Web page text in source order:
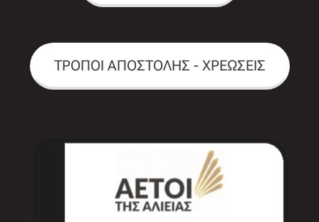
ΤΡΟΠΟΙ ΑΠΟΣΤΟΛΗΣ - ΧΡΕΩΣΕΙΣ